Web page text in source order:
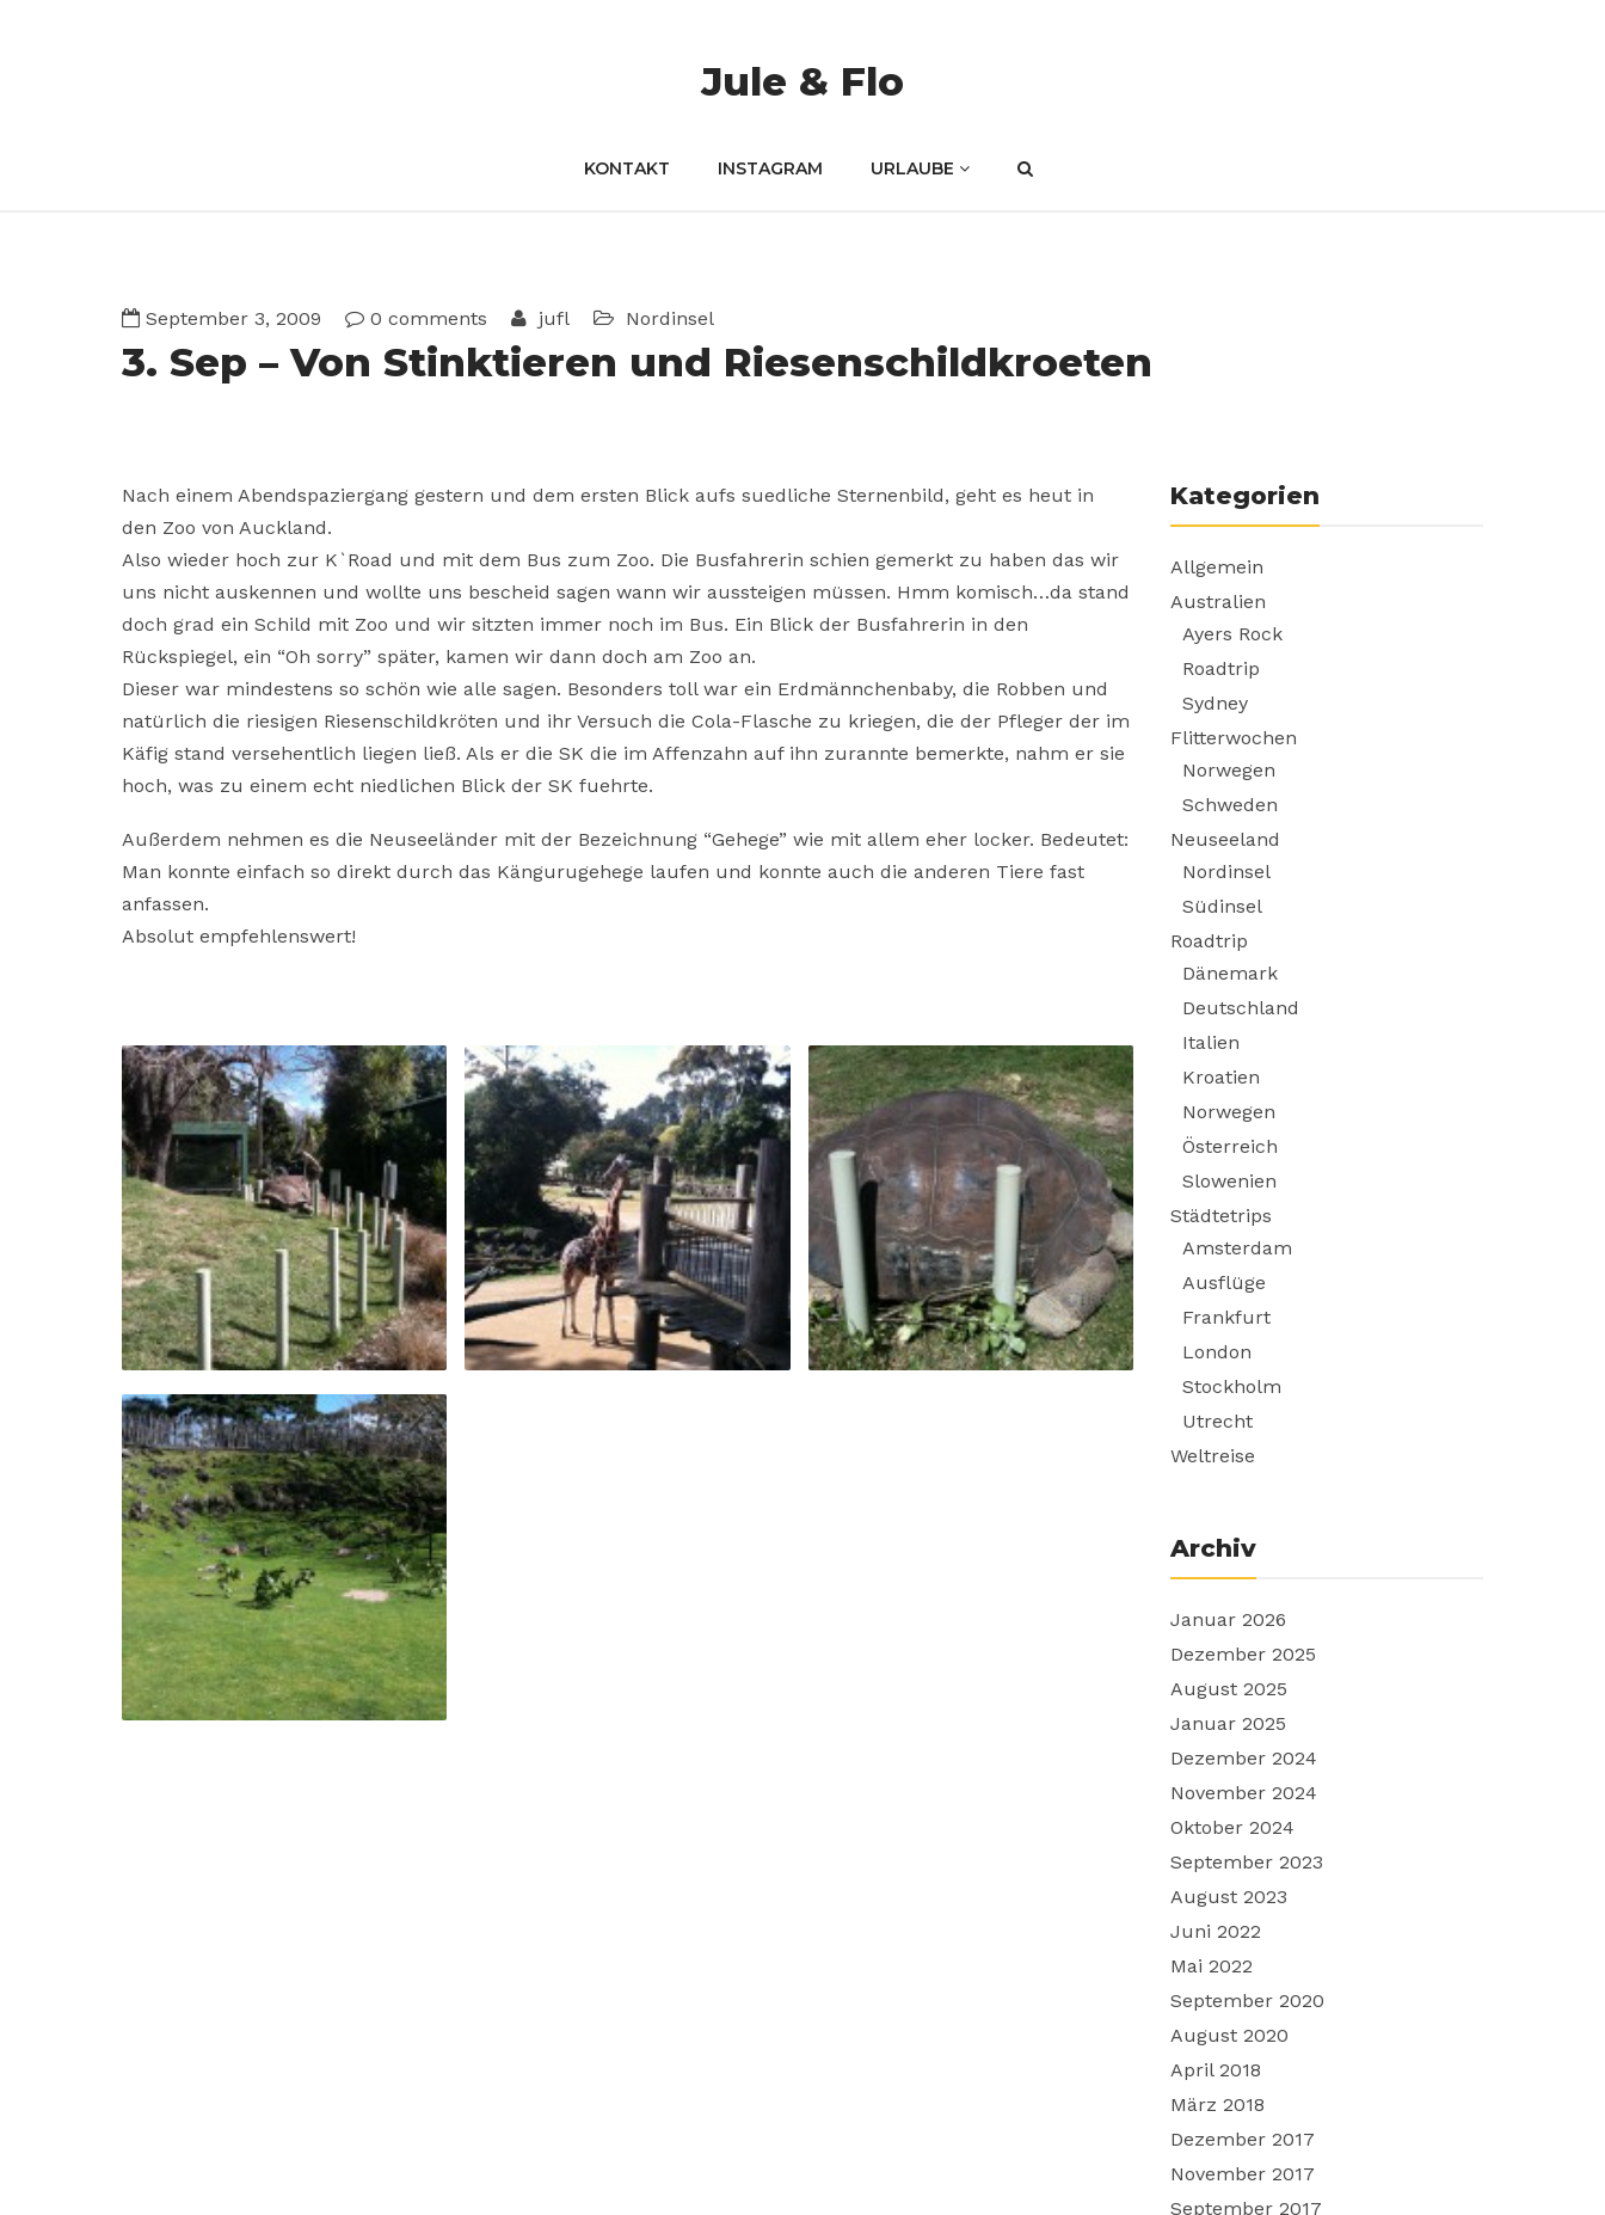
Jule & Flo
KONTAKT INSTAGRAM URLAUBE
September 3, 2009 0 comments jufl Nordinsel
3. Sep – Von Stinktieren und Riesenschildkroeten
Nach einem Abendspaziergang gestern und dem ersten Blick aufs suedliche Sternenbild, geht es heut in
den Zoo von Auckland.
Also wieder hoch zur K`Road und mit dem Bus zum Zoo. Die Busfahrerin schien gemerkt zu haben das wir
uns nicht auskennen und wollte uns bescheid sagen wann wir aussteigen müssen. Hmm komisch…da stand
doch grad ein Schild mit Zoo und wir sitzten immer noch im Bus. Ein Blick der Busfahrerin in den
Rückspiegel, ein “Oh sorry” später, kamen wir dann doch am Zoo an.
Dieser war mindestens so schön wie alle sagen. Besonders toll war ein Erdmännchenbaby, die Robben und
natürlich die riesigen Riesenschildkröten und ihr Versuch die Cola-Flasche zu kriegen, die der Pfleger der im
Käfig stand versehentlich liegen ließ. Als er die SK die im Affenzahn auf ihn zurannte bemerkte, nahm er sie
hoch, was zu einem echt niedlichen Blick der SK fuehrte.
Außerdem nehmen es die Neuseeländer mit der Bezeichnung “Gehege” wie mit allem eher locker. Bedeutet:
Man konnte einfach so direkt durch das Kängurugehege laufen und konnte auch die anderen Tiere fast
anfassen.
Absolut empfehlenswert!
Kategorien
Allgemein
Australien
Ayers Rock
Roadtrip
Sydney
Flitterwochen
Norwegen
Schweden
Neuseeland
Nordinsel
Südinsel
Roadtrip
Dänemark
Deutschland
Italien
Kroatien
Norwegen
Österreich
Slowenien
Städtetrips
Amsterdam
Ausflüge
Frankfurt
London
Stockholm
Utrecht
Weltreise
Archiv
Januar 2026
Dezember 2025
August 2025
Januar 2025
Dezember 2024
November 2024
Oktober 2024
September 2023
August 2023
Juni 2022
Mai 2022
September 2020
August 2020
April 2018
März 2018
Dezember 2017
November 2017
September 2017